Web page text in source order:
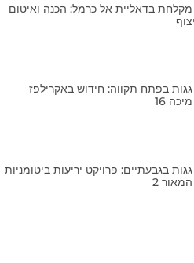
בדאליית אל כרמל: הכנה ואיטום
בפתח תקווה: חידוש באקרילפז
16
בגבעתיים: פרויקט יריעות ביטומניות
2